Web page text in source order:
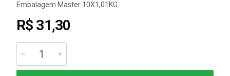
Embalagem Master 10X1,01KG
R$ 31,30